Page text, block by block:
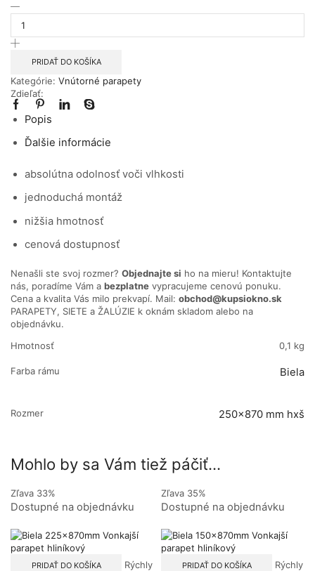
množstvo
250x870mm
vnútorný
plastový
PRIDAŤ DO KOŠÍKA
Kategórie: Vnútorné parapety
Zdieľať:
Popis
Ďalšie informácie
absolútna odolnosť voči vlhkosti
jednoduchá montáž
nižšia hmotnosť
cenová dostupnosť
Nenašli ste svoj rozmer? Objednajte si ho na mieru! Kontaktujte
nás, poradíme Vám a bezplatne vypracujeme cenovú ponuku.
Cena a kvalita Vás milo prekvapí. Mail: obchod@kupsiokno.sk
PARAPETY, SIETE a ŽALÚZIE k oknám skladom alebo na
objednávku.
Hmotnosť
0,1 kg
Farba rámu Biela
Rozmer 250×870 mm hxš
Mohlo by sa Vám tiež páčiť...
Zľava 33%
Dostupné na objednávku
PRIDAŤ DO KOŠÍKA
Rýchly
Zľava 35%
Dostupné na objednávku
PRIDAŤ DO KOŠÍKA
Rýchly